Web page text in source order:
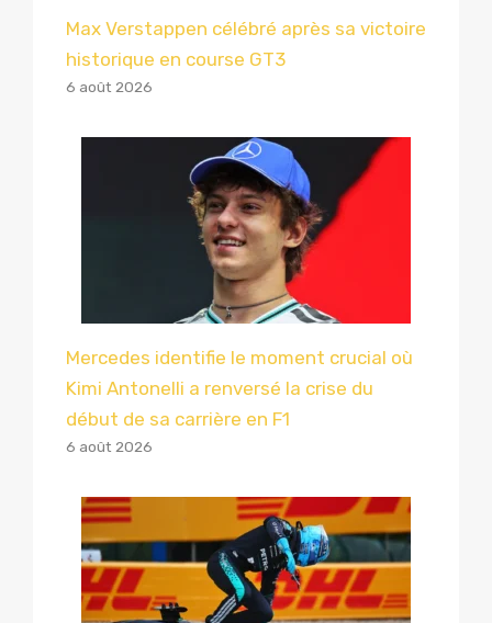
Max Verstappen célébré après sa victoire
historique en course GT3
6 août 2026
Mercedes identifie le moment crucial où
Kimi Antonelli a renversé la crise du
début de sa carrière en F1
6 août 2026